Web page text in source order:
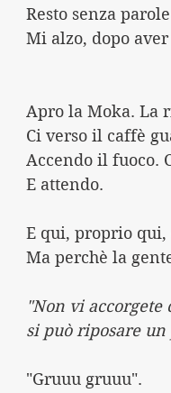
Resto senza
Mi alzo, dopo
Apro la Moka. La
Ci verso il caffè
Accendo il fuoco.
E attendo.
E qui, proprio
Ma perchè la
"Non vi
si può riposare un
"Gruuu gruuu".